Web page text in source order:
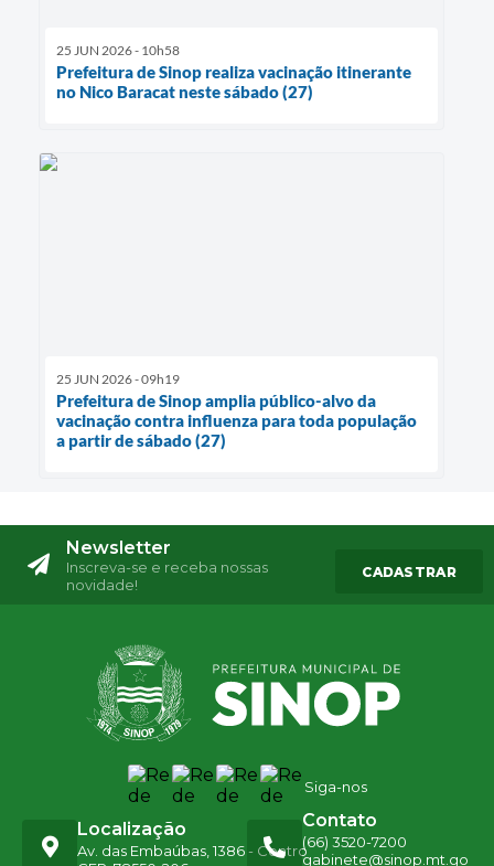
25 JUN 2026 - 10h58
Prefeitura de Sinop realiza vacinação itinerante
no Nico Baracat neste sábado (27)
25 JUN 2026 - 09h19
Prefeitura de Sinop amplia público-alvo da
vacinação contra influenza para toda população
a partir de sábado (27)
Newsletter
Inscreva-se e receba nossas
novidade!
CADASTRAR
Siga-nos
Localização
Av. das Embaúbas, 1386 - Centro
Contato
(66) 3520-7200
gabinete@sinop.mt.go